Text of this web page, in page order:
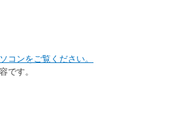
コンをご覧ください。
です。